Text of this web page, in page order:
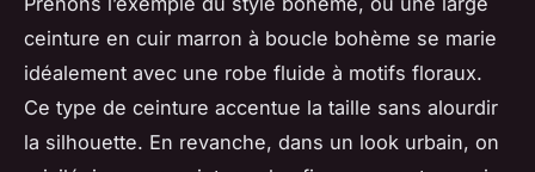
ceinture en cuir marron à boucle bohème se marie
idéalement avec une robe fluide à motifs floraux.
Ce type de ceinture accentue la taille sans alourdir
la silhouette. En revanche, dans un look urbain, on